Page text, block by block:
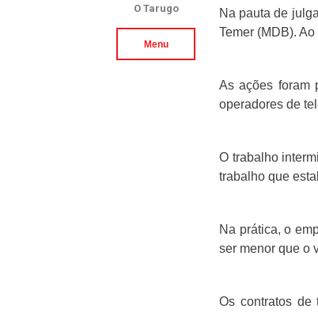
Na pauta de
Temer (MDB).
As ações foram
operadores de
O trabalho
trabalho que
Na prática, o
ser menor que o
Os contratos de
O Tarugo
Menu